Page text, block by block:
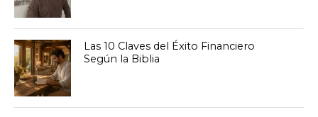
Las 10 Claves del Éxito Financiero
Según la Biblia